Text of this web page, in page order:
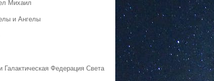
Михаил
и Ангелы
Галактическая Федерация Света